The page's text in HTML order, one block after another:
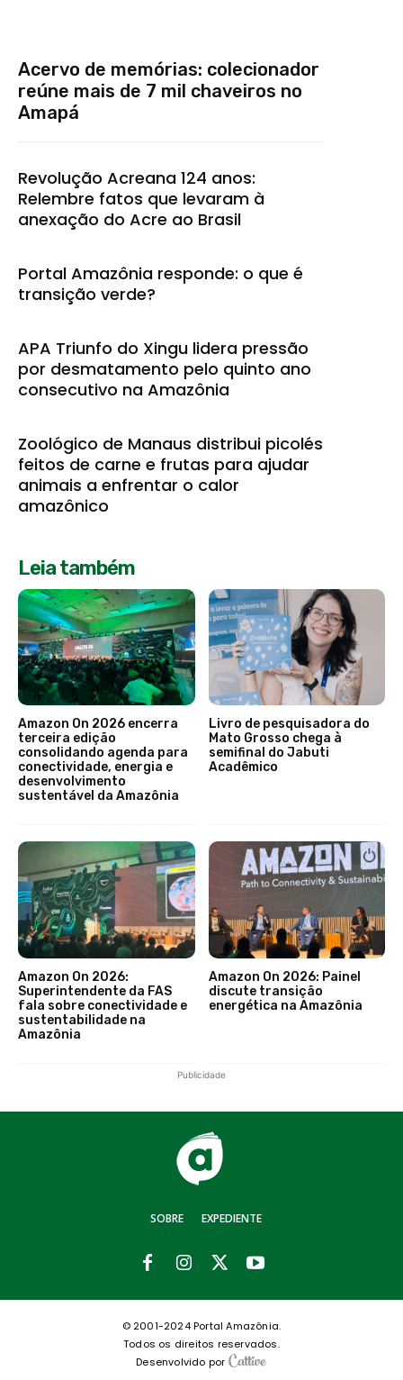
Acervo de memórias: colecionador
reúne mais de 7 mil chaveiros no
Amapá
Revolução Acreana 124 anos:
Relembre fatos que levaram à
anexação do Acre ao Brasil
Portal Amazônia responde: o que é
transição verde?
APA Triunfo do Xingu lidera pressão
por desmatamento pelo quinto ano
consecutivo na Amazônia
Zoológico de Manaus distribui picolés
feitos de carne e frutas para ajudar
animais a enfrentar o calor
amazônico
Leia também
Amazon On 2026 encerra
terceira edição
consolidando agenda para
conectividade, energia e
desenvolvimento
sustentável da Amazônia
Livro de pesquisadora do
Mato Grosso chega à
semifinal do Jabuti
Acadêmico
Amazon On 2026:
Superintendente da FAS
fala sobre conectividade e
sustentabilidade na
Amazônia
Amazon On 2026: Painel
discute transição
energética na Amazônia
Publicidade
SOBRE EXPEDIENTE
© 2001-2024 Portal Amazônia.
Todos os direitos reservados.
Desenvolvido por